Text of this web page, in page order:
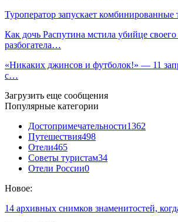
Туроператор запускает комбинированные
Как дочь Распутина мстила убийце своего
разбогатела…
«Никаких джинсов и футболок!» — 11
с…
Загрузить еще сообщения
Популярные категории
Достопримечательности1362
Путешествия498
Отели465
Советы туристам34
Отели России0
Новое:
14 архивных снимков знаменитостей,